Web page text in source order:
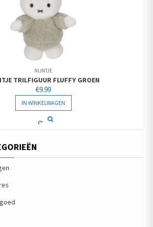
NIJNTJE
TRILFIGUUR FLUFFY GROEN
€9.99
IN WINKELWAGEN